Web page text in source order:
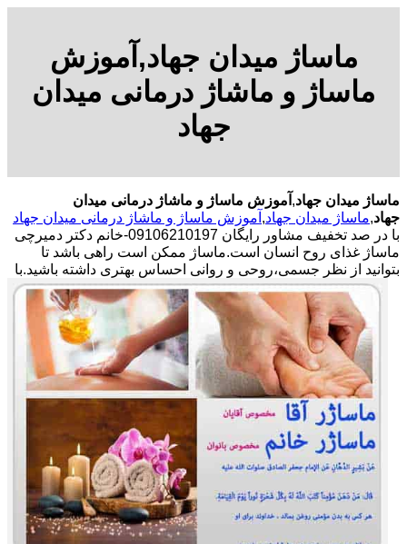
ماساژ میدان جهاد,آموزش
ماساژ و ماشاژ درمانی میدان
جهاد
ماساژ میدان جهاد, آموزش ماساژ و ماشاژ درمانی میدان
جهاد,ماساژ میدان جهاد, آموزش ماساژ و ماشاژ درمانی میدان جهاد
با در صد تخفیف مشاور رایگان 09106210197-خانم دکتر دمیرچی
ماساژ غذای روح انسان است.ماساژ ممکن است راهی باشد تا
بتوانید از نظر جسمی،روحی و روانی احساس بهتری داشته باشید.با